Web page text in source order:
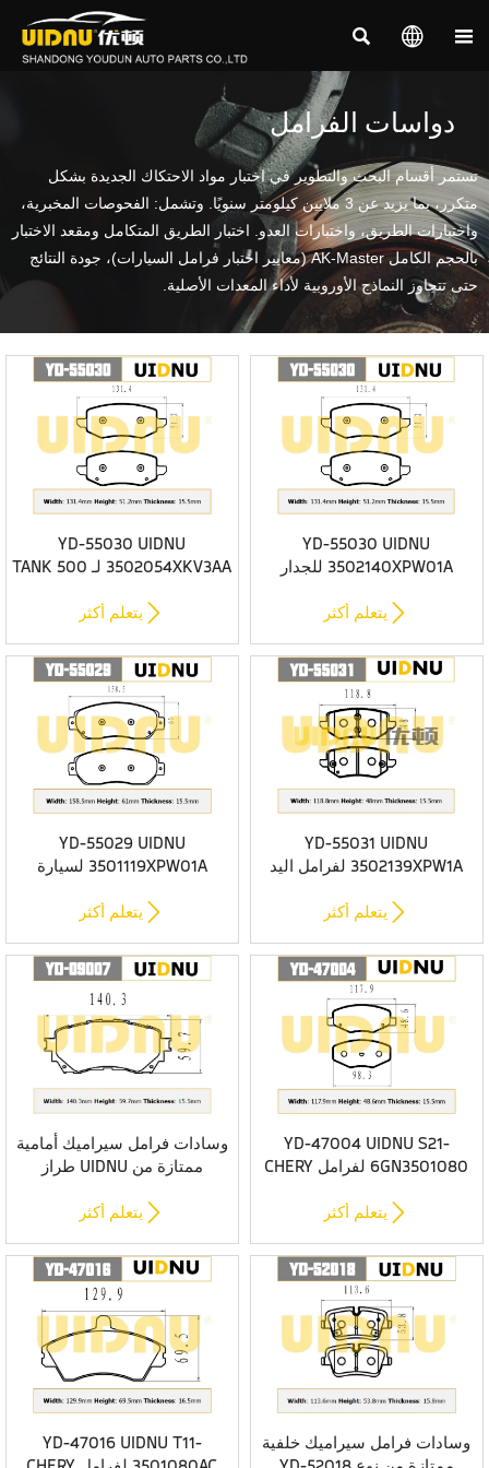
  
دواسات الفرامل
تستمر أقسام البحث والتطوير في اختبار مواد الاحتكاك الجديدة بشكل
متكرر، بما يزيد عن 3 ملايين كيلومتر سنويًا. وتشمل: الفحوصات المخبرية،
واختبارات الطريق، واختبارات العدو. اختبار الطريق المتكامل ومقعد الاختبار
بالحجم الكامل AK-Master (معايير اختبار فرامل السيارات)، جودة النتائج
حتى تتجاوز النماذج الأوروبية لأداء المعدات الأصلية.
YD-55030 UIDNU
3502054XKV3AA لـ TANK 500
المصنوعة من السيراميك
يتعلم أكثر 
YD-55030 UIDNU
3502140XPW01A للجدار
الفرامل الخلفية المصنوعة من
السيراميك الفاخر
يتعلم أكثر 
YD-55029 UIDNU
3501119XPW01A لسيارة
وسادات فرامل أمامية من
السيراميك الفاخر
يتعلم أكثر 
YD-55031 UIDNU
3502139XPW1A لفرامل اليد
POER وسادات فرامل
سيراميكية فاخرة
يتعلم أكثر 
وسادات فرامل سيراميك أمامية
ممتازة من UIDNU طراز
NAT E05
يتعلم أكثر 
YD-47004 UIDNU S21-
6GN3501080 لفرامل CHERY
يتعلم أكثر 
YD-47016 UIDNU T11-
وسادات فرامل سيراميك خلفية